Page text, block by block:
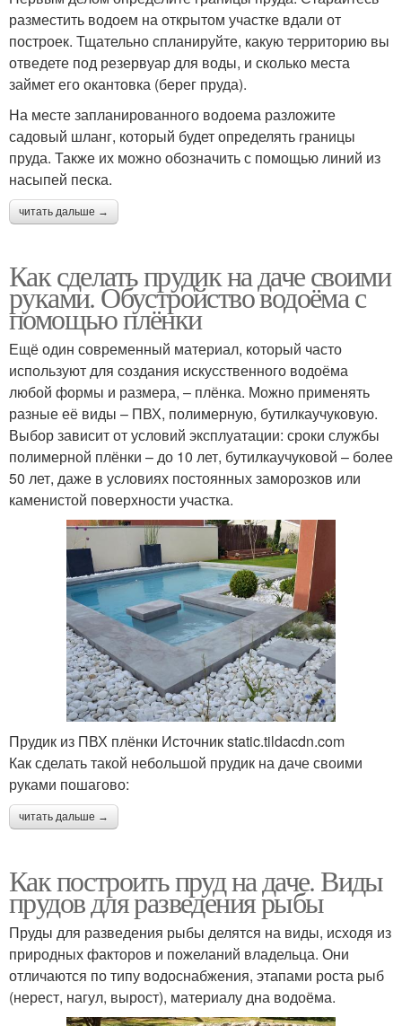
разместить водоем на открытом участке вдали от
построек. Тщательно спланируйте, какую территорию вы
отведете под резервуар для воды, и сколько места
займет его окантовка (берег пруда).
На месте запланированного водоема разложите
садовый шланг, который будет определять границы
пруда. Также их можно обозначить с помощью линий из
насыпей песка.
читать дальше →
Как сделать прудик на даче своими
руками. Обустройство водоёма с
помощью плёнки
Ещё один современный материал, который часто
используют для создания искусственного водоёма
любой формы и размера, – плёнка. Можно применять
разные её виды – ПВХ, полимерную, бутилкаучуковую.
Выбор зависит от условий эксплуатации: сроки службы
полимерной плёнки – до 10 лет, бутилкаучуковой – более
50 лет, даже в условиях постоянных заморозков или
каменистой поверхности участка.
Прудик из ПВХ плёнки Источник static.tildacdn.com
Как сделать такой небольшой прудик на даче своими
руками пошагово:
читать дальше →
Как построить пруд на даче. Виды
прудов для разведения рыбы
Пруды для разведения рыбы делятся на виды, исходя из
природных факторов и пожеланий владельца. Они
отличаются по типу водоснабжения, этапами роста рыб
(нерест, нагул, вырост), материалу дна водоёма.